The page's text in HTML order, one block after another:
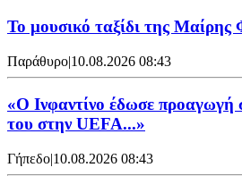
Το μουσικό ταξίδι της Μαίρης
Παράθυρο|10.08.2026 08:43
«Ο Ινφαντίνο έδωσε προαγωγή
του στην UEFA...»
Γήπεδο|10.08.2026 08:43